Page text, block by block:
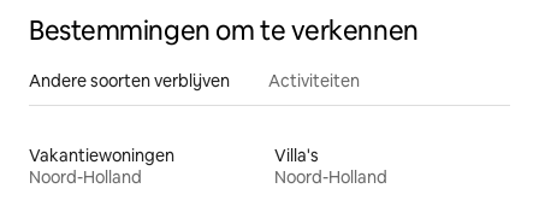
Bestemmingen om te verkennen
Andere soorten verblijven Activiteiten
Vakantiewoningen
Noord-Holland
Villa's
Noord-Holland